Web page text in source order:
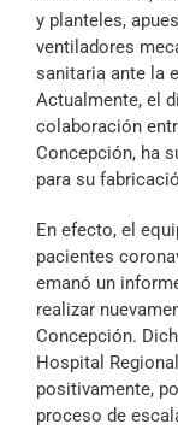
y planteles,
ventiladores
sanitaria ante la
Actualmente, el
colaboración
Concepción, ha
para su
En efecto, el
pacientes
emanó un
realizar
Concepción.
Hospital
positivamente,
proceso de